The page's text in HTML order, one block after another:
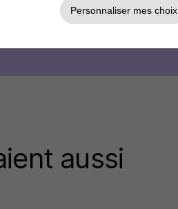
aussi
Personnaliser mes choix